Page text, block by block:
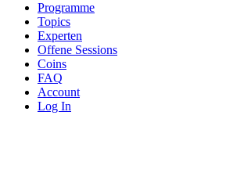
Programme
Topics
Experten
Offene Sessions
Coins
FAQ
Account
Log In